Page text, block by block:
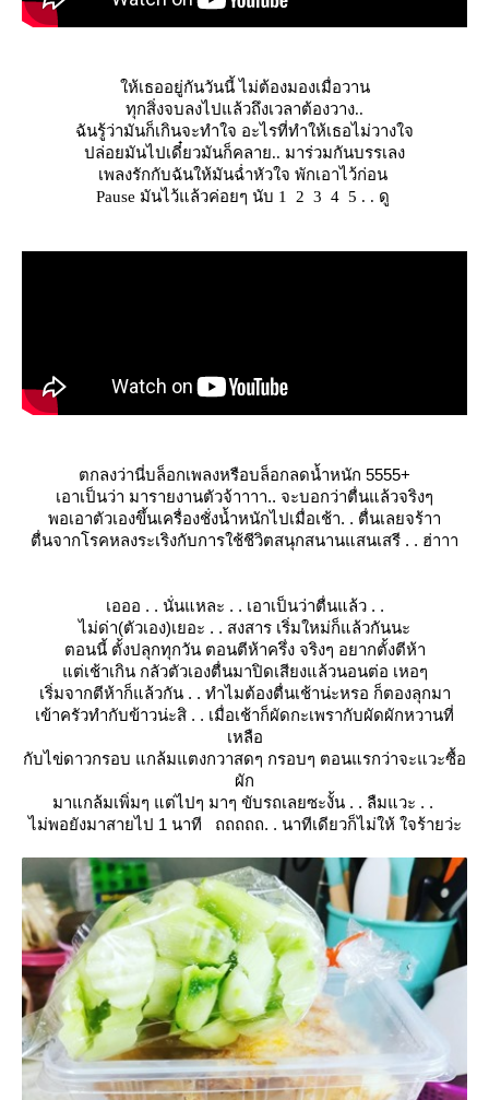
ห้เธออยู่กันวันนี้ ไม่ต้องมองเมื่อวาน
ทุกสิ่งจบลงไปแล้วถึงเวลาต้องวาง..
ฉันรู้ว่ามันก็เกินจะทำใจ อะไรที่ทำให้เธอไม่วางใจ
ปล่อยมันไปเดี๋ยวมันก็คลาย.. มาร่วมกันบรรเลง
เพลงรักกับฉันให้มันฉ่ำหัวใจ พักเอาไว้ก่อน
Pause มันไว้แล้วค่อยๆ นับ 1 2 3 4 5 . . ดู
ตกลงว่านี่บล็อกเพลงหรือบล็อกลดน้ำหนัก 5555+
เอาเป็นว่า มารายงานตัวจ้าาาา.. จะบอกว่าตื่นแล้วจริงๆ
พอเอาตัวเองขึ้นเครื่องชั่งน้ำหนักไปเมื่อเช้า. . ตื่นเลยจร้าา
ตื่นจากโรคหลงระเริงกับการใช้ชีวิตสนุกสนานแสนเสรี . . ฮ่าาา
เอออ . . นั่นแหละ . . เอาเป็นว่าตื่นแล้ว . .
ไม่ด่า(ตัวเอง)เยอะ . . สงสาร เริ่มใหม่ก็แล้วกันนะ
ตอนนี้ ตั้งปลุกทุกวัน ตอนตีห้าครึ่ง จริงๆ อยากตั้งตีห้า
ต่เช้าเกิน กลัวตัวเองตื่นมาปิดเสียงแล้วนอนต่อ เหอๆ
เริ่มจากตีห้าก็แล้วกัน . . ทำไมต้องตื่นเช้าน่ะหรอ ก็ตองลุกมา
เข้าครัวทำกับข้าวน่ะสิ . . เมื่อเช้าก็ผัดกะเพรากับผัดผักหวานที่
เหลือ
กับไข่ดาวกรอบ แกล้มแตงกวาสดๆ กรอบๆ ตอนแรกว่าจะแวะซื้อ
ผัก
มาแกล้มเพิ่มๆ แต่ไปๆ มาๆ ขับรถเลยซะงั้น . . ลืมแวะ . .
ไม่พอยังมาสายไป 1 นาที ถถถถถ. . นาทีเดียวก็ไม่ให้ ใจร้ายว่ะ